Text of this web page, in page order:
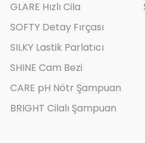
GLARE Hızlı Cila
SOFTY Detay Fırçası
SILKY Lastik Parlatıcı
SHINE Cam Bezi
CARE pH Nötr Şampuan
BRIGHT Cilalı Şampuan